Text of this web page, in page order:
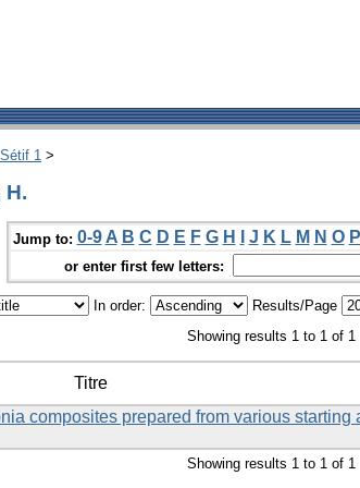
1 >
Jump to: 0-9 A B C D E F G H J K L M N O P
or enter first few letters:
In order: Results/Page
Showing results 1 to 1 of 1
Titre
composites prepared from various starting
Showing results 1 to 1 of 1